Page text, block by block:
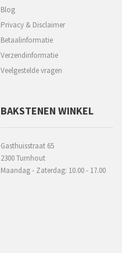
Blog
Privacy & Disclaimer
Betaalinformatie
Verzendinformatie
Veelgestelde vragen
BAKSTENEN WINKEL
Gasthuisstraat 65
2300 Turnhout
Maandag - Zaterdag: 10.00 - 17.00